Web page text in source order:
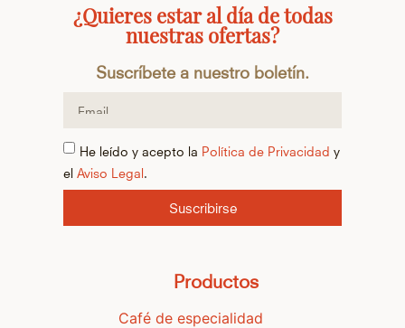
¿Quieres estar al día de todas
nuestras ofertas?
Suscríbete a nuestro boletín.
He leído y acepto la Política de Privacidad y
el Aviso Legal
Suscribirse
Productos
Café de especialidad